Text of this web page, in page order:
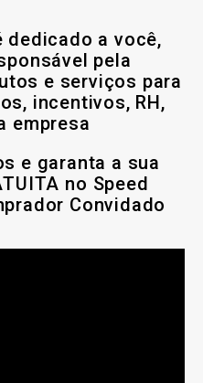
dedicado a você,
pela
e serviços para
incentivos, RH,
empresa
e garanta a sua
no Speed
Convidado